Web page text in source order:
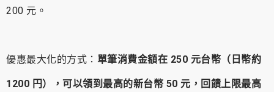
200 元。
優惠最大化的方式： 單筆消費金額在 250 元台幣（日幣約
1200 円），可以領到最高的新台幣 50 元，回饋上限最高